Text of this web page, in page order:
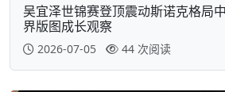
吴宜泽世锦赛登顶震动斯诺克格局
界版图成长观察
2026-07-05 44 次阅读